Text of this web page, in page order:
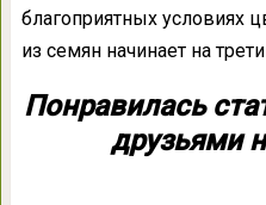
благоприятных условиях
из семян начинает на
Понравилась
друзьями